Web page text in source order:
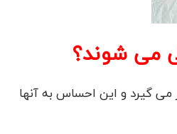
می شوند؟
می گیرد و این احساس به آنها